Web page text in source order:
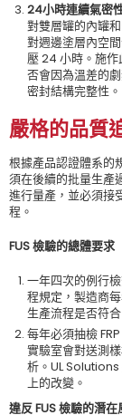
24小時連續氣密
對雙層罐的內罐
對週邊塗層內空
壓 24 小時。施
否會因為溫差的
密封結構完整性。
嚴格的品質
根據產品認證體系的
須在後續的批量生產
進行量產，並必須
程。
FUS 檢驗的總體要求
一年四次的例行檢
程規定，製造商
生產流程是否符
每年必須抽檢
實驗室會對送測
析。UL
上的改變。
違反 FUS 檢驗的潛在